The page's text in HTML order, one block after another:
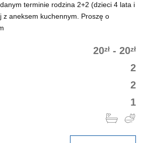
terminie rodzina 2+2 (dzieci 4 lata i
z aneksem kuchennym. Proszę o
20zł - 20zł
2
2
1